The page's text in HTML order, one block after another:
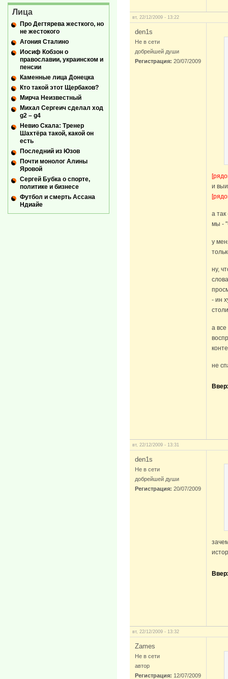
вт, 22/12/2009 - 13:22
den1s
Не в сети
добрейшей души
Регистрация: 20/07/2009
и
а
мы -
у
ну,
- ин
а
не
вт, 22/12/2009 - 13:31
den1s
Не в сети
добрейшей души
Регистрация: 20/07/2009
вт, 22/12/2009 - 13:32
Zames
Не в сети
автор
Регистрация: 12/07/2009
Лица
Про Дегтярева жесткого, но
не жестокого
Агония Сталино
Иосиф Кобзон о
православии, украинском и
пенсии
Каменные лица Донецка
Кто такой этот Щербаков?
Мирча Неизвестный
Михал Сергеич сделал ход
g2 – g4
Невио Скала: Тренер
Шахтёра такой, какой он
есть
Последний из Юзов
Почти монолог Алины
Яровой
Сергей Бубка о спорте,
политике и бизнесе
Футбол и смерть Ассана
Ндиайе